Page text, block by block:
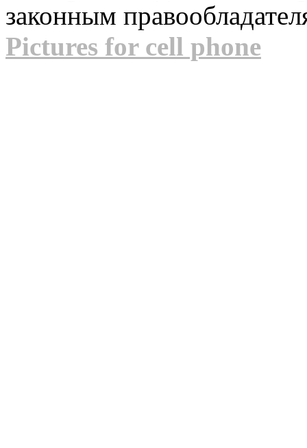
законным
Pictures for cell phone